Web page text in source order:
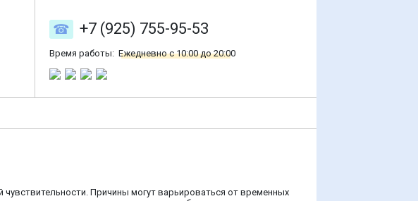
+7 (925) 755-95-53
Время работы: Ежедневно с 10:00 до 20:00
Причины могут варьироваться от временных